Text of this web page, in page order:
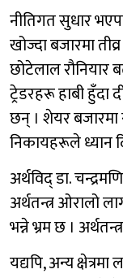
नीतिगत सुधार
खोज्दा बजारमा
छोटेलाल रौनियार
ट्रेडरहरू हाबी हुँदा
छन् । शेयर
निकायहरूले ध्यान
अर्थविद् डा.
अर्थतन्त्र ओरालो
भन्ने भ्रम छ ।
यद्यपि, अन्य